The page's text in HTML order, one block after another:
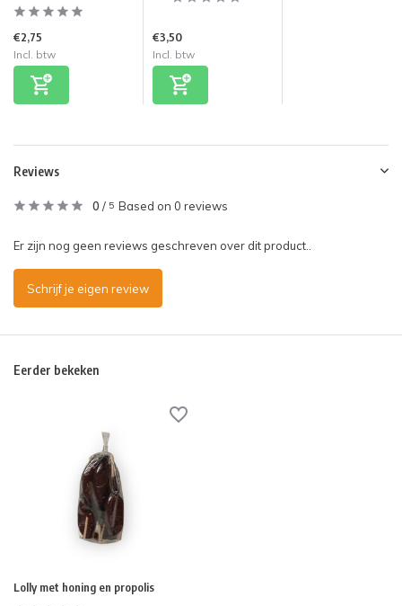
€2,75
Incl. btw
€3,50
Incl. btw
Reviews
0 / 5 Based on 0 reviews
Er zijn nog geen reviews geschreven over dit product..
Schrijf je eigen review
Eerder bekeken
Lolly met honing en propolis